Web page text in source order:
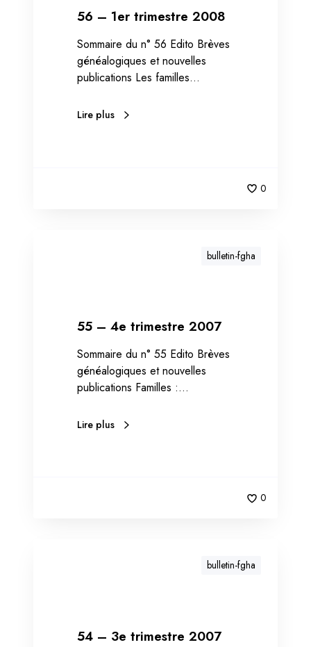
56 – 1er trimestre 2008
Sommaire du n° 56 Edito Brèves
généalogiques et nouvelles
publications Les familles…
Lire plus
0
bulletin-fgha
55 – 4e trimestre 2007
Sommaire du n° 55 Edito Brèves
généalogiques et nouvelles
publications Familles :…
Lire plus
0
bulletin-fgha
54 – 3e trimestre 2007